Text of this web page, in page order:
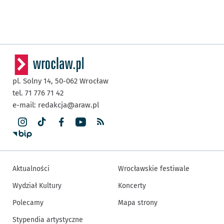
pl. Solny 14, 50-062 Wrocław
tel. 71 776 71 42
e-mail: redakcja@araw.pl
Aktualności
Wydział Kultury
Polecamy
Stypendia artystyczne
Wrocławskie festiwale
Koncerty
Mapa strony